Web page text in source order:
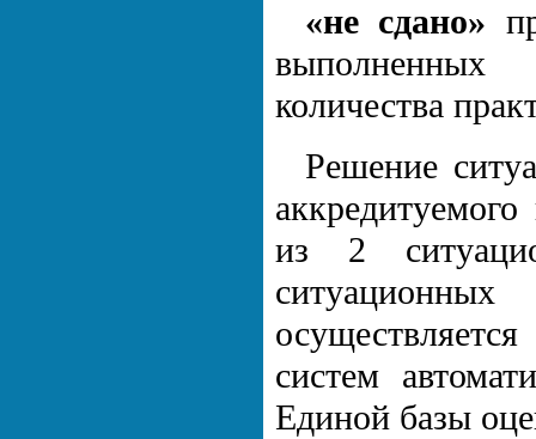
«не сдано»
выполненных
количества
Решение
из 2
систем
Единой базы